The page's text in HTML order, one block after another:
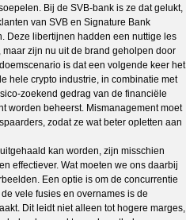
Bij de SVB-bank is ze dat gelukt,
van SVB en Signature Bank
Deze libertijnen hadden een nuttige les
maar zijn nu uit de brand geholpen door
is dat een volgende keer het
hele crypto industrie, in combinatie met
zoekend gedrag van de financiële
worden beheerst. Mismanagement moet
zodat ze wat beter opletten aan
kan worden, zijn misschien
effectiever. Wat moeten we ons daarbij
Een optie is om de concurrentie
vele fusies en overnames is de
Dit leidt niet alleen tot hogere marges,